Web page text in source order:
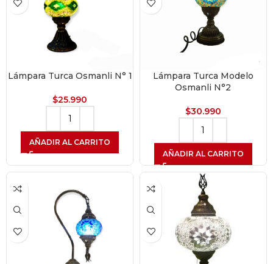
Lámpara Turca Osmanli N° 1
$25.990
AÑADIR AL CARRITO
Lámpara Turca Modelo
Osmanli N°2
$30.990
AÑADIR AL CARRITO